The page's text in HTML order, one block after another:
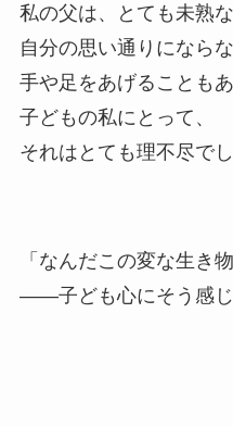
私の父は、とても未熟な
自分の思い通りになら
手や足をあげることもあ
子どもの私にとって、
それはとても理不尽でし
「なんだこの変な生き物
――子ども心にそう感じ